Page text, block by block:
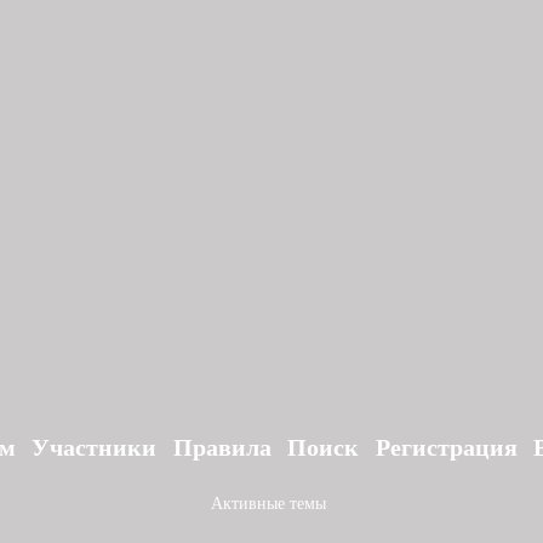
Участники Правила Поиск Регистрация
Активные темы